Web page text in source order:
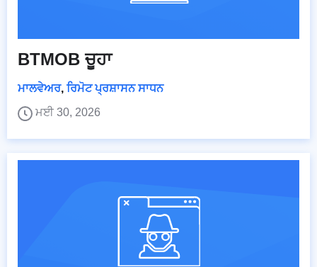
BTMOB ਚੂਹਾ
ਮਾਲਵੇਅਰ, ਰਿਮੋਟ ਪ੍ਰਸ਼ਾਸਨ ਸਾਧਨ
ਮਈ 30, 2026